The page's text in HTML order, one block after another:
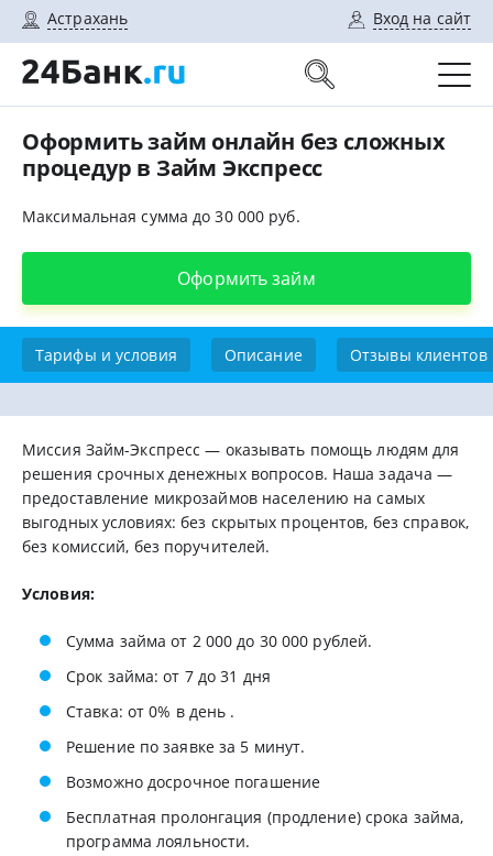
Астрахань Вход на сайт
Оформить займ онлайн без сложных
процедур в Займ Экспресс
Максимальная сумма до 30 000 руб.
Оформить займ
Тарифы и условия Описание Отзывы клиентов
Миссия Займ-Экспресс — оказывать помощь людям для
решения срочных денежных вопросов. Наша задача —
предоставление микрозаймов населению на самых
выгодных условиях: без скрытых процентов, без справок,
без комиссий, без поручителей.
Условия:
Сумма займа от 2 000 до 30 000 рублей.
Срок займа: от 7 до 31 дня
Ставка: от 0% в день .
Решение по заявке за 5 минут.
Возможно досрочное погашение
Бесплатная пролонгация (продление) срока займа,
программа лояльности.